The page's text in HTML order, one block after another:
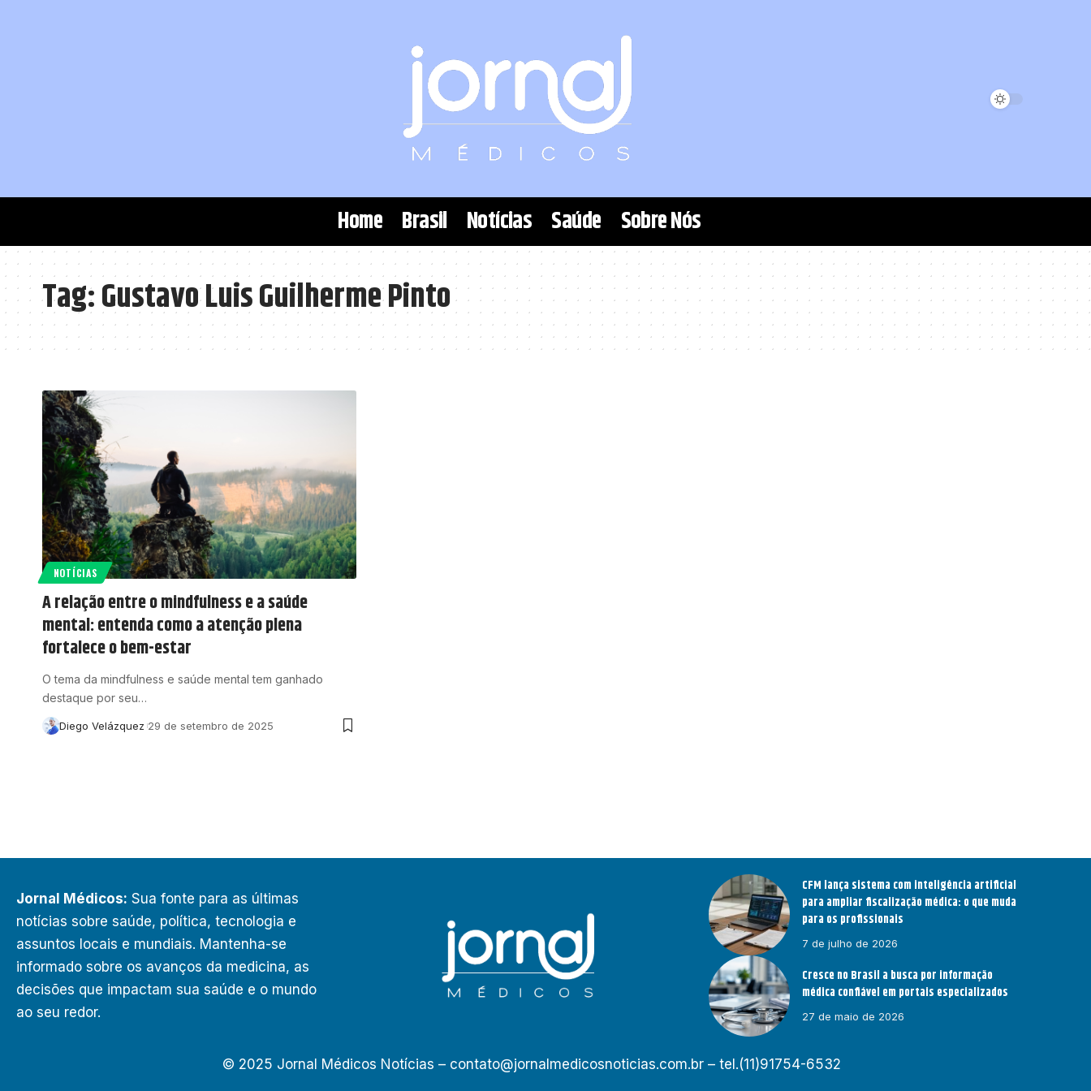
Home Brasil Notícias Saúde Sobre Nós
Tag:Gustavo Luis Guilherme Pinto
NOTÍCIAS
A relação entre o mindfulness e a saúde
mental: entenda como a atenção plena
fortalece o bem-estar
O tema da mindfulness e saúde mental tem ganhado
destaque por seu…
Diego Velázquez 29 de setembro de 2025
Jornal Médicos: Sua fonte para as últimas
notícias sobre saúde, política, tecnologia e
assuntos locais e mundiais. Mantenha-se
informado sobre os avanços da medicina, as
decisões que impactam sua saúde e o mundo
ao seu redor.
CFM lança sistema com inteligência artificial
para ampliar fiscalização médica: o que muda
para os profissionais
7 de julho de 2026
Cresce no Brasil a busca por informação
médica confiável em portais especializados
27 de maio de 2026
© 2025 Jornal Médicos Notícias – contato@jornalmedicosnoticias.com.br– tel.(11)91754-6532